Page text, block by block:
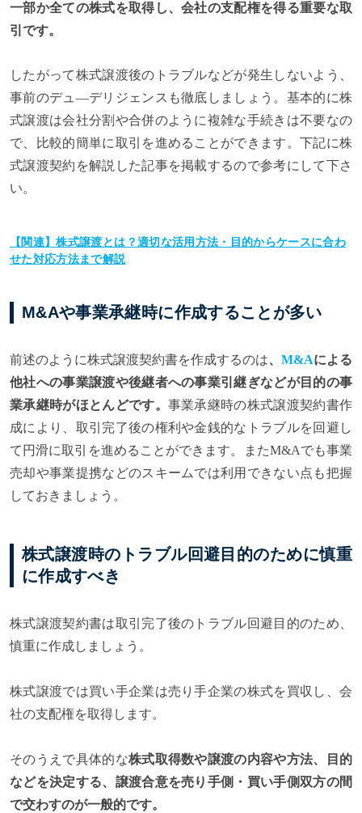
一部か全ての株式を取得し、会社の支配権を得る重要な取
引です。
したがって株式譲渡後のトラブルなどが発生しないよう、
事前のデュ―デリジェンスも徹底しましょう。基本的に株
式譲渡は会社分割や合併のように複雑な手続きは不要なの
で、比較的簡単に取引を進めることができます。下記に株
式譲渡契約を解説した記事を掲載するので参考にして下さ
い。
【関連】株式譲渡とは？適切な活用方法・目的からケースに合わ
せた対応方法まで解説
M&Aや事業承継時に作成することが多い
前述のように株式譲渡契約書を作成するのは、 M&Aによる
他社への事業譲渡や後継者への事業引継ぎなどが目的の事
業承継時がほとんどです。 事業承継時の株式譲渡契約書作
成により、取引完了後の権利や金銭的なトラブルを回避し
て円滑に取引を進めることができます。またM&Aでも事業
売却や事業提携などのスキームでは利用できない点も把握
しておきましょう。
株式譲渡時のトラブル回避目的のために慎重
に作成すべき
株式譲渡契約書は取引完了後のトラブル回避目的のため、
慎重に作成しましょう。
株式譲渡では買い手企業は売り手企業の株式を買収し、会
社の支配権を取得します。
そのうえで具体的な株式取得数や譲渡の内容や方法、目的
などを決定する、譲渡合意を売り手側・買い手側双方の間
で交わすのが一般的です。